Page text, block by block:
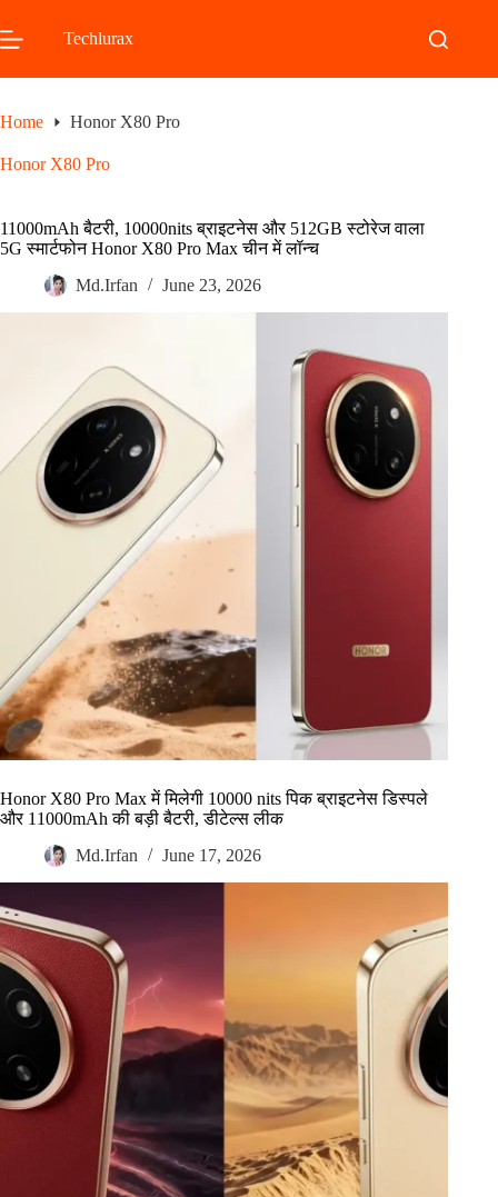
to
content
Techlurax
Home Honor X80 Pro
Honor X80 Pro
11000mAh बैटरी, 10000nits ब्राइटनेस और 512GB स्टोरेज वाला
5G स्मार्टफोन Honor X80 Pro Max चीन में लॉन्च
Md.Irfan
June 23, 2026
Honor X80 Pro Max में मिलेगी 10000 nits पिक ब्राइटनेस डिस्पले
और 11000mAh की बड़ी बैटरी, डीटेल्स लीक
Md.Irfan
June 17, 2026